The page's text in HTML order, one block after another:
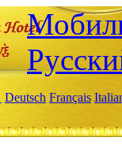
Deutsch Français